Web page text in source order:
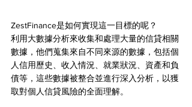
ZestFinance是如何實現這一目標的呢？
利用大數據分析來收集和處理大量的信貸相關
數據，他們蒐集來自不同來源的數據，包括個
人信用歷史、收入情況、就業狀況、資產和負
債等，這些數據被整合並進行深入分析，以獲
取對個人信貸風險的全面理解。